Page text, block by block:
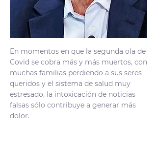
En momentos en que la segunda ola de
Covid se cobra más y más muertos, con
muchas familias perdiendo a sus seres
queridos y el sistema de salud muy
estresado, la intoxicación de noticias
falsas sólo contribuye a generar más
dolor.